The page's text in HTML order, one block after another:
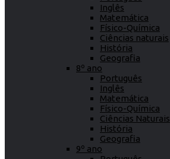
Inglês
Matemática
Físico-Química
Ciências naturais
História
Geografia
8º ano
Português
Inglês
Matemática
Físico-Química
Ciências Naturais
História
Geografia
9º ano